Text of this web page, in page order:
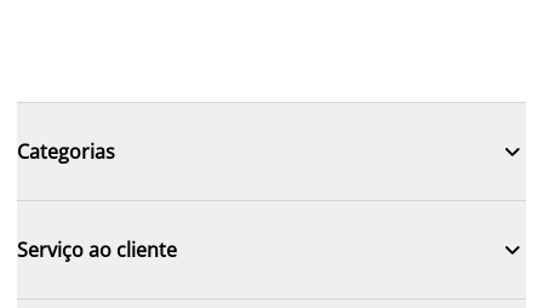
Categorias 
Serviço ao cliente 